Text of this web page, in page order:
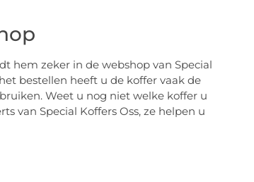
hem zeker in de webshop van Special
bestellen heeft u de koffer vaak de
Weet u nog niet welke koffer u
van Special Koffers Oss, ze helpen u